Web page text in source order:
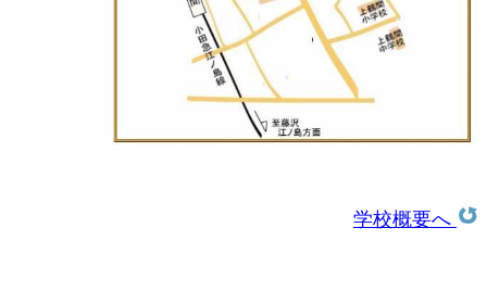
学校概要へ